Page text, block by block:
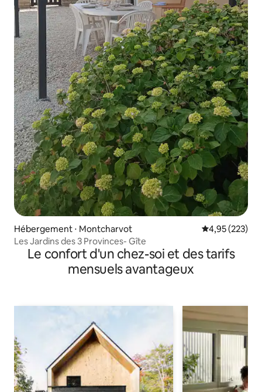
Hébergement ⋅ Montcharvot Évaluation
4,95 (223)
Les Jardins des 3 Provinces- Gîte
Le confort d'un chez-soi et des tarifs
mensuels avantageux